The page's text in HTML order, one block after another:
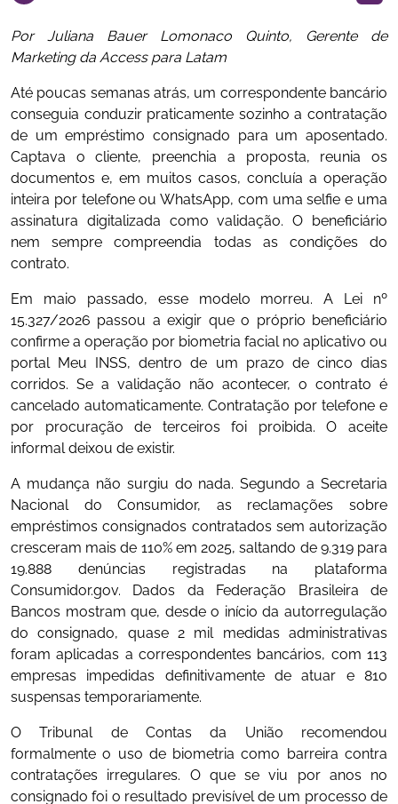
Por Juliana Bauer Lomonaco Quinto, Gerente de
Marketing da Access para Latam
Até poucas semanas atrás, um correspondente bancário
conseguia conduzir praticamente sozinho a contratação
de um empréstimo consignado para um aposentado.
Captava o cliente, preenchia a proposta, reunia os
documentos e, em muitos casos, concluía a operação
inteira por telefone ou WhatsApp, com uma selfie e uma
assinatura digitalizada como validação. O beneficiário
nem sempre compreendia todas as condições do
contrato.
Em maio passado, esse modelo morreu. A Lei nº
15.327/2026 passou a exigir que o próprio beneficiário
confirme a operação por biometria facial no aplicativo ou
portal Meu INSS, dentro de um prazo de cinco dias
corridos. Se a validação não acontecer, o contrato é
cancelado automaticamente. Contratação por telefone e
por procuração de terceiros foi proibida. O aceite
informal deixou de existir.
A mudança não surgiu do nada. Segundo a Secretaria
Nacional do Consumidor, as reclamações sobre
empréstimos consignados contratados sem autorização
cresceram mais de 110% em 2025, saltando de 9.319 para
19.888 denúncias registradas na plataforma
Consumidor.gov. Dados da Federação Brasileira de
Bancos mostram que, desde o início da autorregulação
do consignado, quase 2 mil medidas administrativas
foram aplicadas a correspondentes bancários, com 113
empresas impedidas definitivamente de atuar e 810
suspensas temporariamente.
O Tribunal de Contas da União recomendou
formalmente o uso de biometria como barreira contra
contratações irregulares. O que se viu por anos no
consignado foi o resultado previsível de um processo de